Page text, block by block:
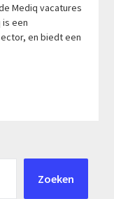
Mediq vacatures
een
en biedt een
Zoeken